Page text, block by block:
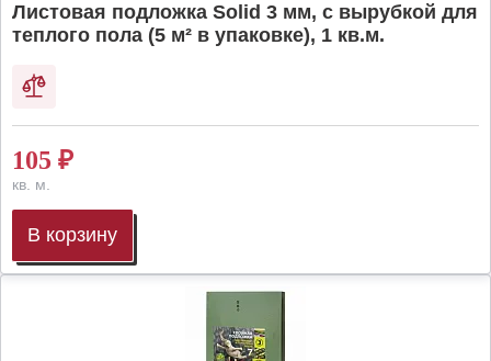
Листовая подложка Solid 3 мм, с вырубкой для
теплого пола (5 м² в упаковке), 1 кв.м.
105 ₽
кв. м.
В корзину